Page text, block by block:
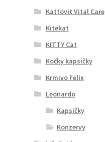
Kattovit Vital Care
Kitekat
KITTY Cat
Kočky kapsičky
Krmivo Felix
Leonardo
Kapsičky
Konzervy